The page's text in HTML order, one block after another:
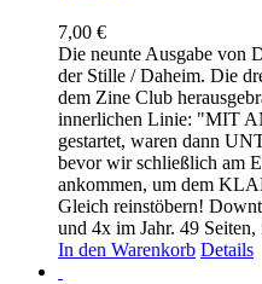
7,00 €
Die neunte Ausgabe von
der Stille / Daheim. Die
dem Zine Club
innerlichen Linie: "MIT
gestartet, waren dann
bevor wir schließlich am
ankommen, um dem
Gleich reinstöbern!
und 4x im Jahr. 49
In den Warenkorb Details